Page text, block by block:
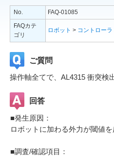
No.
FAQ-01085
FAQカテ
ゴリ
ロボット > コントローラ
ご質問
操作軸全てで、AL4315 衝突検
回答
■発生原因：
ロボットに加わる外力が閾値を
■調査/確認項目：